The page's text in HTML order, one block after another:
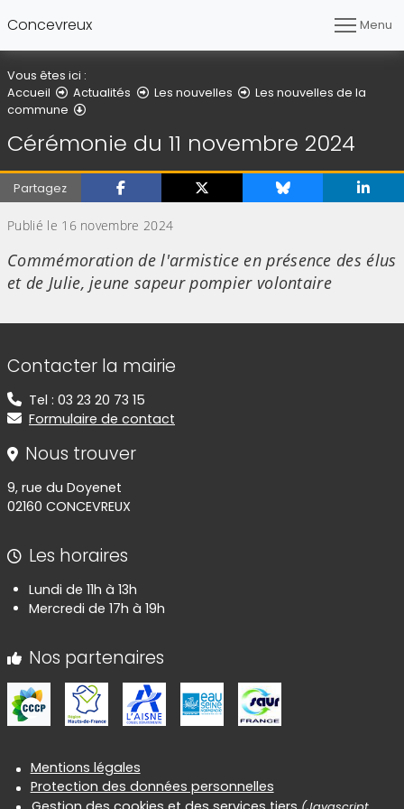
Concevreux Menu
Vous êtes ici :
Accueil
Actualités Les nouvelles
Les nouvelles de la
commune
Cérémonie du 11 novembre 2024
Partagez
Publié le 16 novembre 2024
Commémoration de l'armistice en présence des élus
et de Julie, jeune sapeur pompier volontaire
Informations de contact
Contacter la mairie
Tel : 03 23 20 73 15
Formulaire de contact
Nous trouver
9, rue du Doyenet
02160 CONCEVREUX
Les horaires
Lundi de 11h à 13h
Mercredi de 17h à 19h
Nos partenaires
Informations réglementaires
Mentions légales
Protection des données personnelles